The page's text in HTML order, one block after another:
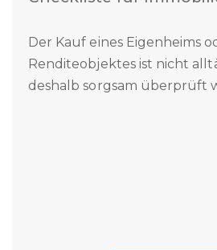
Checkliste für
Der Kauf eines Eigenheims